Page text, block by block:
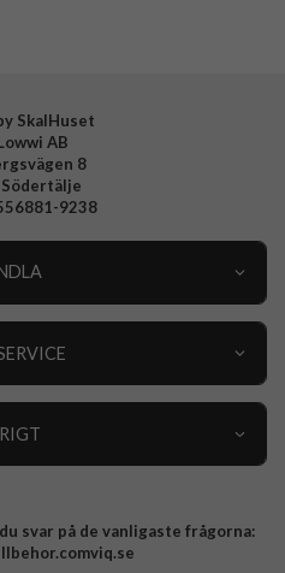
SkalHuset
AB
8
9238
svar på de vanligaste frågorna: